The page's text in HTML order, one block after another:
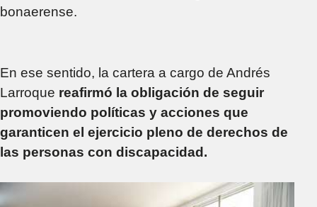
bonaerense.
En ese sentido, la cartera a cargo de Andrés
Larroque reafirmó la obligación de seguir
promoviendo políticas y acciones que
garanticen el ejercicio pleno de derechos de
las personas con discapacidad.